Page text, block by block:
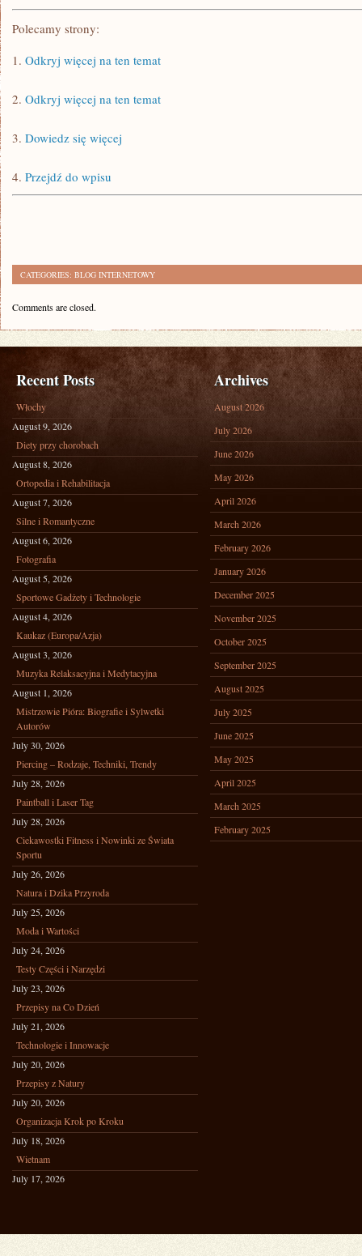
Polecamy strony:
1. Odkryj więcej na ten temat
2. Odkryj więcej na ten temat
3. Dowiedz się więcej
4. Przejdź do wpisu
CATEGORIES: BLOG INTERNETOWY
Comments are closed.
Recent Posts
Włochy
August 9, 2026
Diety przy chorobach
August 8, 2026
Ortopedia i Rehabilitacja
August 7, 2026
Silne i Romantyczne
August 6, 2026
Fotografia
August 5, 2026
Sportowe Gadżety i Technologie
August 4, 2026
Kaukaz (Europa/Azja)
August 3, 2026
Muzyka Relaksacyjna i Medytacyjna
August 1, 2026
Mistrzowie Pióra: Biografie i Sylwetki
Autorów
July 30, 2026
Piercing – Rodzaje, Techniki, Trendy
July 28, 2026
Paintball i Laser Tag
July 28, 2026
Ciekawostki Fitness i Nowinki ze Świata
Sportu
July 26, 2026
Natura i Dzika Przyroda
July 25, 2026
Moda i Wartości
July 24, 2026
Testy Części i Narzędzi
July 23, 2026
Przepisy na Co Dzień
July 21, 2026
Technologie i Innowacje
July 20, 2026
Przepisy z Natury
July 20, 2026
Organizacja Krok po Kroku
July 18, 2026
Wietnam
July 17, 2026
Archives
August 2026
July 2026
June 2026
May 2026
April 2026
March 2026
February 2026
January 2026
December 2025
November 2025
October 2025
September 2025
August 2025
July 2025
June 2025
May 2025
April 2025
March 2025
February 2025